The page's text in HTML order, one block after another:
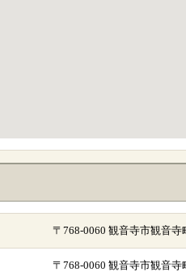
〒768-0060 観音寺市観音寺
〒768-0060 観音寺市観音寺